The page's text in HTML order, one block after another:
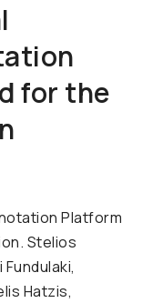
for the
Platform
Stelios
Hatzis,